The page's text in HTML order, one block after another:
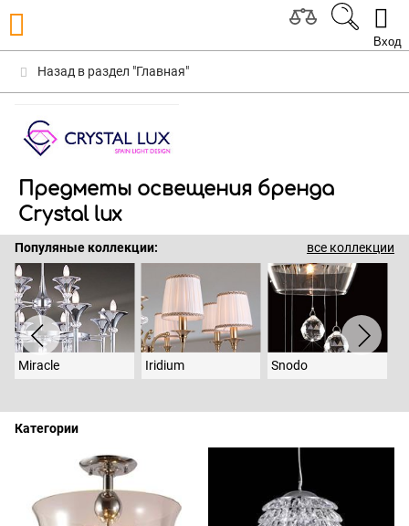
Вход
Назад в раздел "Главная"
Предметы освещения бренда
Crystal lux
Популяные коллекции: все коллекции
Miracle Iridium Snodo
Категории